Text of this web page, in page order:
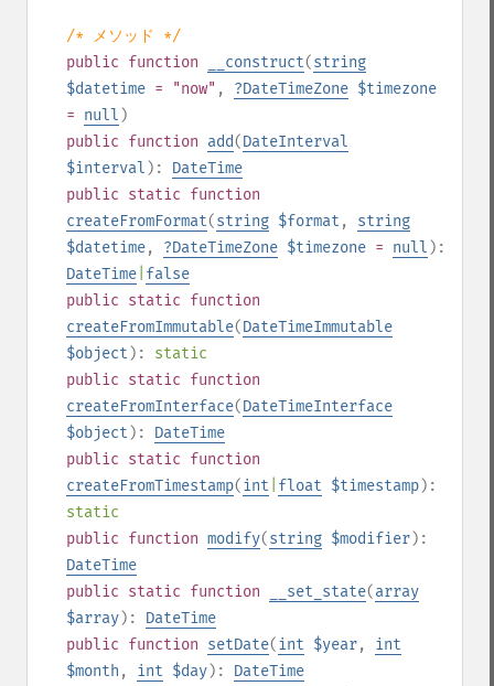
/* メソッド */
public function __construct(string
$datetime = "now" , ?DateTimeZone $timezone
= null )
public function add(DateInterval
$interval ): DateTime
public static function
createFromFormat(string $format , string
$datetime, ?DateTimeZone $timezone = null ):
DateTime false
public static function
createFromImmutable(DateTimeImmutable
$object ): static
public static function
createFromInterface(DateTimeInterface
$object ): DateTime
public static function
createFromTimestamp(int float $timestamp):
static
public function modify(string $modifier):
DateTime
public static function __set_state(array
$array): DateTime
public function setDate(int $year, int
$month , int $day): DateTime